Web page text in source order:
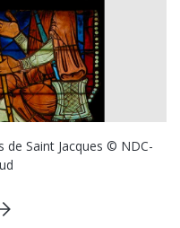
de Saint Jacques © NDC-